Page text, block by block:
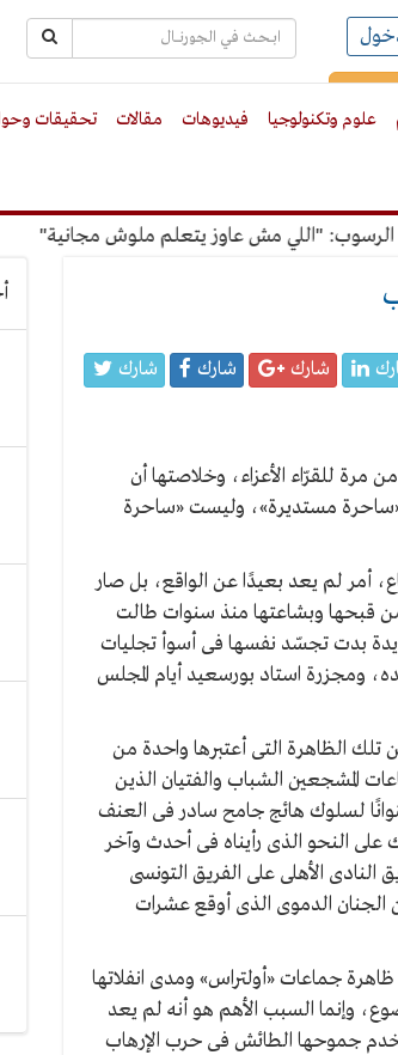
علوم وتكنولوجيا فيديوهات مقالات تحقيقات
"اللي مش عاوز يتعلم ملوش مجانية" أمين
شارك شارك شارك
للقرّاء الأعزاء، وخلاصتها أن
«ساحرة مستديرة»، وليست «ساحرة
أمر لم يعد بعيدًا عن الواقع، بل صار
من قبحها وبشاعتها منذ سنوات طالت
بدت تجسّد نفسها فى أسوأ تجليات
ومجزرة استاد بورسعيد أيام المجلس
الظاهرة التى أعتبرها واحدة من
المشجعين الشباب والفتيان الذين
لسلوك هائج جامح سادر فى العنف
على النحو الذى رأيناه فى أحدث وآخر
النادى الأهلى على الفريق التونسى
الدموى الذى أوقع عشرات
جماعات «أولتراس» ومدى انفلاتها
وإنما السبب الأهم هو أنه لم يعد
جموحها الطائش فى حرب الإرهاب